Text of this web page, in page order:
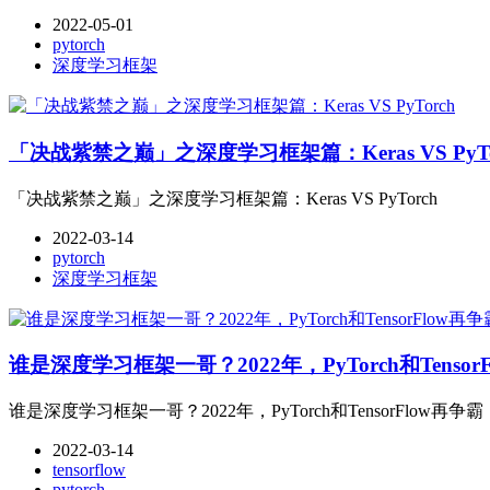
2022-05-01
pytorch
深度学习框架
「决战紫禁之巅」之深度学习框架篇：Keras VS
「决战紫禁之巅」之深度学习框架篇：Keras VS PyTorch
2022-03-14
pytorch
深度学习框架
谁是深度学习框架一哥？2022年，PyTorch和
谁是深度学习框架一哥？2022年，PyTorch和TensorFlow再争霸
2022-03-14
tensorflow